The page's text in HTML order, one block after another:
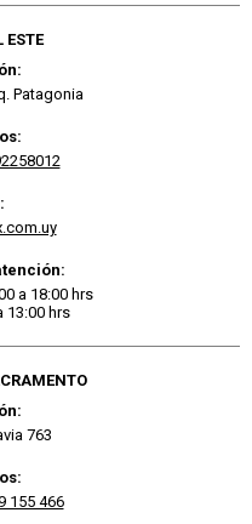
ESTE
Patagonia
a 18:00 hrs
13:00 hrs
763
155 466